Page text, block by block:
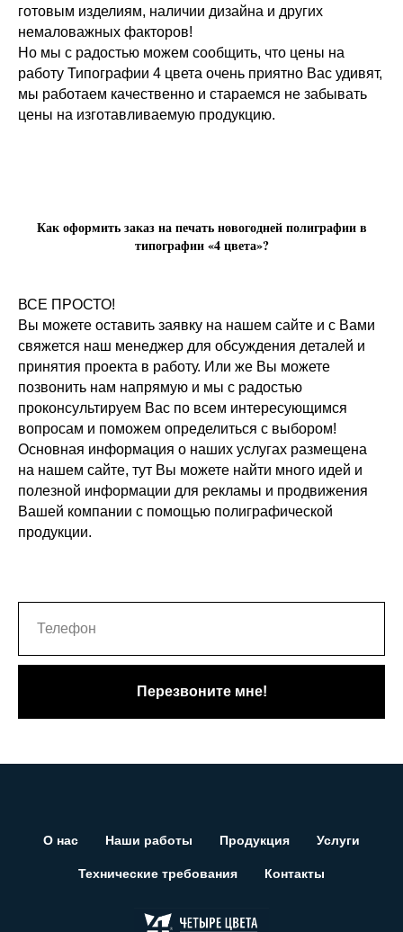
готовым изделиям, наличии дизайна и других
немаловажных факторов!
Но мы с радостью можем сообщить, что цены на
работу Типографии 4 цвета очень приятно Вас удивят,
мы работаем качественно и стараемся не забывать
цены на изготавливаемую продукцию.
Как оформить заказ на печать новогодней полиграфии в
типографии «4 цвета»?
ВСЕ ПРОСТО!
Вы можете оставить заявку на нашем сайте и с Вами
свяжется наш менеджер для обсуждения деталей и
принятия проекта в работу. Или же Вы можете
позвонить нам напрямую и мы с радостью
проконсультируем Вас по всем интересующимся
вопросам и поможем определиться с выбором!
Основная информация о наших услугах размещена
на нашем сайте, тут Вы можете найти много идей и
полезной информации для рекламы и продвижения
Вашей компании с помощью полиграфической
продукции.
Перезвоните мне!
О нас Наши работы Продукция Услуги
Технические требования Контакты